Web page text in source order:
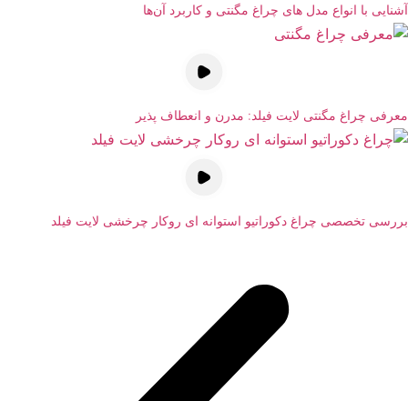
آشنایی با انواع مدل های چراغ مگنتی و کاربرد آن‌ها
معرفی چراغ مگنتی لایت فیلد: مدرن و انعطاف پذیر
بررسی تخصصی چراغ دکوراتیو استوانه ای روکار چرخشی لایت فیلد